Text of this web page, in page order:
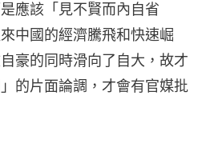
應該「見不賢而內自省
中國的經濟騰飛和快速崛
豪的同時滑向了自大，故才
的片面論調，才會有官媒批